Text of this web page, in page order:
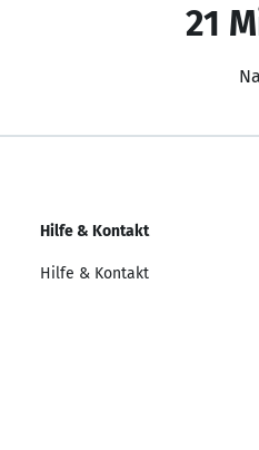
21
Hilfe & Kontakt
Hilfe & Kontakt